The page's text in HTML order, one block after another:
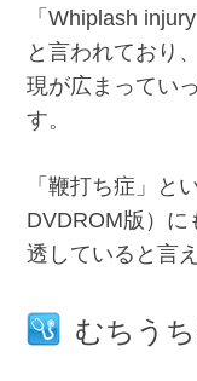
「Whiplash
と言われており
現が広まってい
す。
「鞭打ち症」と
DVDROM版）に
透していると言
むちう